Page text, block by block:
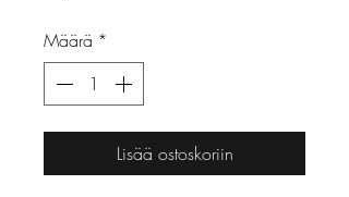
Määrä *
Lisää ostoskoriin